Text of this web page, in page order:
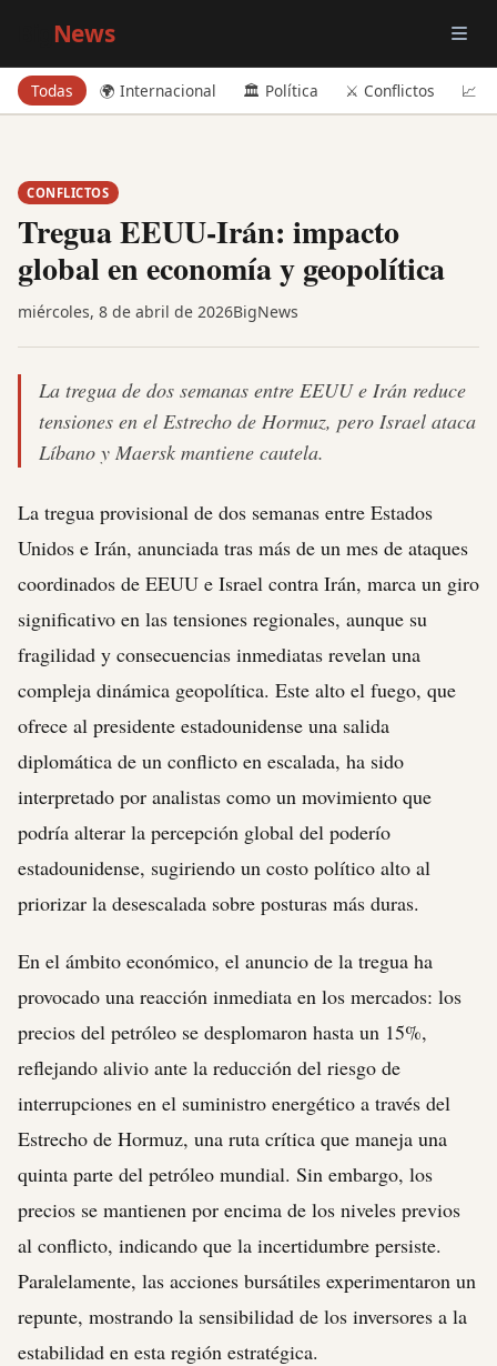
News
Todas 🌍 Internacional 🏛️ Política ⚔️ Conflictos 📈
CONFLICTOS
Tregua EEUU-Irán: impacto
global en economía y geopolítica
miércoles, 8 de abril de 2026BigNews
La tregua de dos semanas entre EEUU e Irán reduce
tensiones en el Estrecho de Hormuz, pero Israel ataca
Líbano y Maersk mantiene cautela.
La tregua provisional de dos semanas entre Estados
Unidos e Irán, anunciada tras más de un mes de ataques
coordinados de EEUU e Israel contra Irán, marca un giro
significativo en las tensiones regionales, aunque su
fragilidad y consecuencias inmediatas revelan una
compleja dinámica geopolítica. Este alto el fuego, que
ofrece al presidente estadounidense una salida
diplomática de un conflicto en escalada, ha sido
interpretado por analistas como un movimiento que
podría alterar la percepción global del poderío
estadounidense, sugiriendo un costo político alto al
priorizar la desescalada sobre posturas más duras.
En el ámbito económico, el anuncio de la tregua ha
provocado una reacción inmediata en los mercados: los
precios del petróleo se desplomaron hasta un 15%,
reflejando alivio ante la reducción del riesgo de
interrupciones en el suministro energético a través del
Estrecho de Hormuz, una ruta crítica que maneja una
quinta parte del petróleo mundial. Sin embargo, los
precios se mantienen por encima de los niveles previos
al conflicto, indicando que la incertidumbre persiste.
Paralelamente, las acciones bursátiles experimentaron un
repunte, mostrando la sensibilidad de los inversores a la
estabilidad en esta región estratégica.